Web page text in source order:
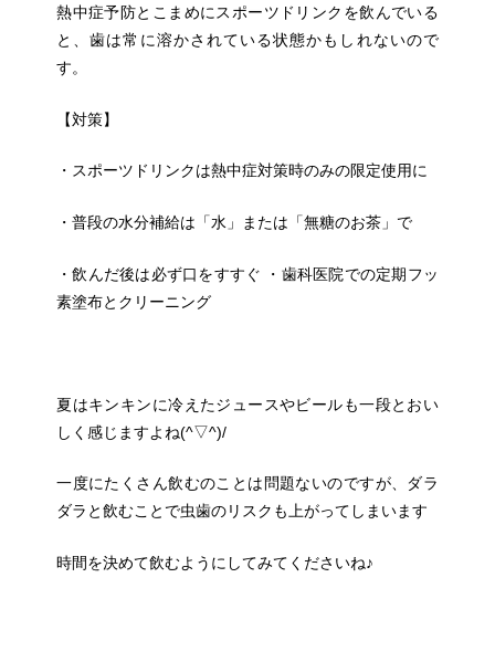
熱中症予防とこまめにスポーツドリンクを飲んでいる
と、歯は常に溶かされている状態かもしれないので
す。
【対策】
・スポーツドリンクは熱中症対策時のみの限定使用に
・普段の水分補給は「水」または「無糖のお茶」で
・飲んだ後は必ず口をすすぐ ・歯科医院での定期フッ
素塗布とクリーニング
夏はキンキンに冷えたジュースやビールも一段とおい
しく感じますよね(^▽^)/
一度にたくさん飲むのことは問題ないのですが、ダラ
ダラと飲むことで虫歯のリスクも上がってしまいます
時間を決めて飲むようにしてみてくださいね♪